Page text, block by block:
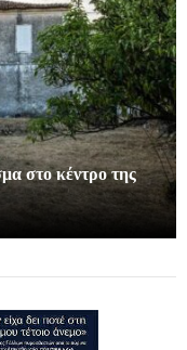
στο κέντρο της